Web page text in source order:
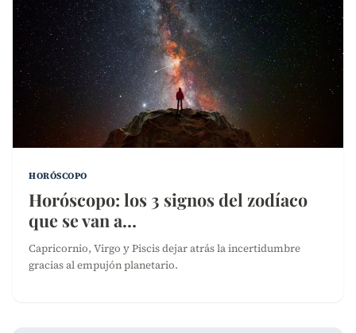
HORÓSCOPO
Horóscopo: los 3 signos del zodíaco
que se van a…
Capricornio, Virgo y Piscis dejar atrás la incertidumbre
gracias al empujón planetario.